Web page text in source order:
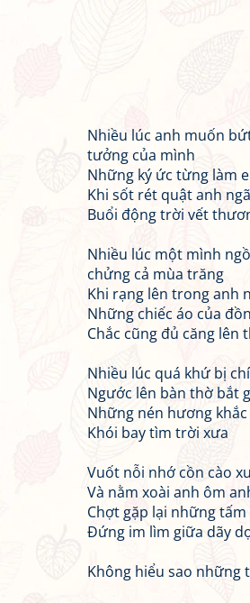
Nhiều lúc anh muốn
tưởng của mình
Những ký ức từng làm
Khi sốt rét quật anh
Buổi động trời vết
Nhiều lúc một mình
chửng cả mùa trăng
Khi rạng lên trong anh
Những chiếc áo của
Chắc cũng đủ căng
Nhiều lúc quá khứ bị
Ngước lên bàn thờ bắt
Những nén hương
Khói bay tìm trời xưa
Vuốt nỗi nhớ cồn cào
Và nằm xoài anh ôm
Chợt gặp lại những
Đứng im lìm giữa dãy
Không hiểu sao những